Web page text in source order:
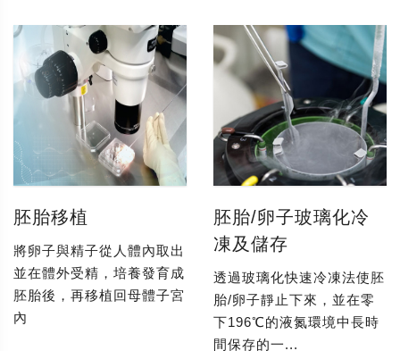
胚胎移植
將卵子與精子從人體內取出
並在體外受精，培養發育成
胚胎後，再移植回母體子宮
內
胚胎/卵子玻璃化冷
凍及儲存
透過玻璃化快速冷凍法使胚
胎/卵子靜止下來，並在零
下196℃的液氮環境中長時
間保存的一...